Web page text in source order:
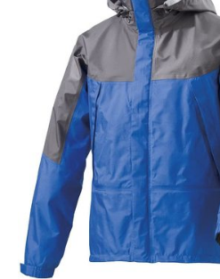
進化するPCとデバイスの未来
好きが集まる 比べて選べる
ビジネスと働き方のヒント
AI活用のいまが分かる
企業ITのトレンドを詳説
経営リーダーのコミュニティ
マーケ×ITの今がよく分かる